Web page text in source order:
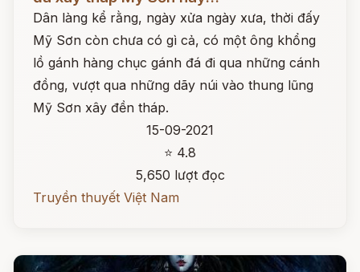
Dân làng kể rằng, ngày xửa ngày xưa, thời đấy
Mỹ Sơn còn chưa có gì cả, có một ông khổng
lồ gánh hàng chục gánh đá đi qua những cánh
đồng, vượt qua những dãy núi vào thung lũng
Mỹ Sơn xây đền tháp.
15-09-2021
⭐ 4.8
5,650 lượt đọc
Truyền thuyết Việt Nam